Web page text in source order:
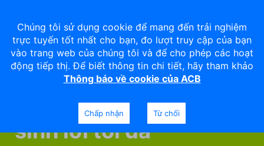
Gửi tiết kiệm,
sinh lời tối đa
Chúng tôi sử dụng cookie để mang đến trải nghiệm
trực tuyến tốt nhất cho bạn, đo lượt truy cập của bạn
vào trang web của chúng tôi và để cho phép các hoạt
động tiếp thị. Để biết thông tin chi tiết, hãy tham khảo
Thông báo về cookie của ACB
Chấp nhận Từ chối